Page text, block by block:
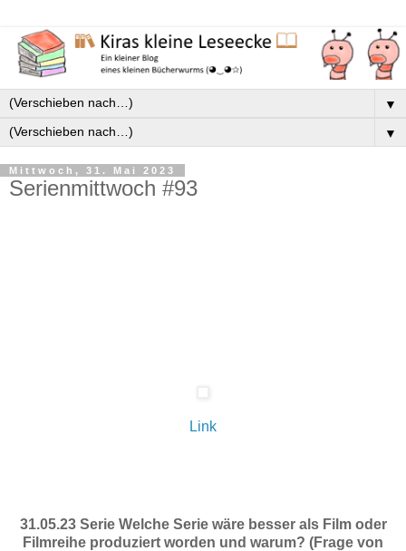
▼
▼
Mittwoch, 31. Mai 2023
Serienmittwoch #93
Link
31.05.23 Serie Welche Serie wäre besser als Film oder
Filmreihe produziert worden und warum? (Frage von